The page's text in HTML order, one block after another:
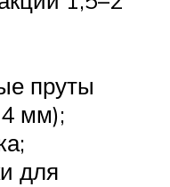
пруты
мм);
для